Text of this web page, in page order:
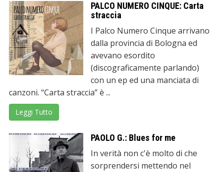
PALCO NUMERO CINQUE: Carta
straccia
I Palco Numero Cinque arrivano
dalla provincia di Bologna ed
avevano esordito
(discograficamente parlando)
con un ep ed una manciata di
canzoni. “Carta straccia” è ...
Leggi Tutto
PAOLO G.: Blues for me
In verità non c'è molto di che
sorprendersi mettendo nel